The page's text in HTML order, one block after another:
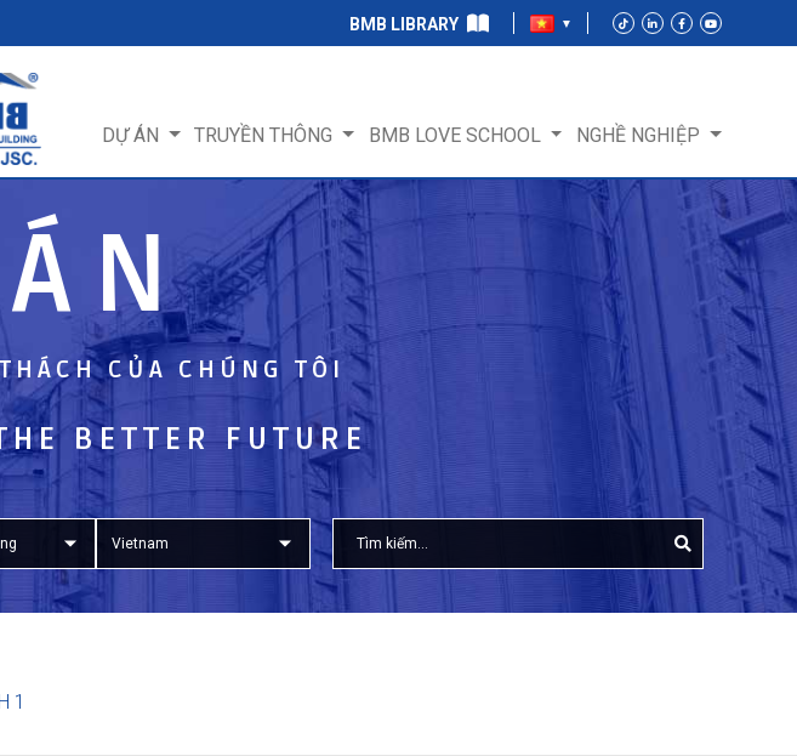
BMB LIBRARY
DỰ ÁN TRUYỀN THÔNG BMB LOVE SCHOOL NGHỀ NGHIỆP
CỦA CHÚNG TÔI
BETTER FUTURE
Vietnam
1